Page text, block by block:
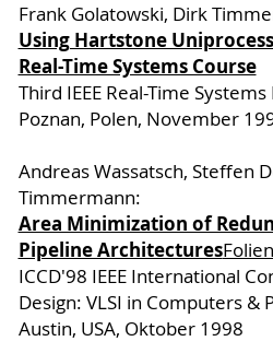
Frank Golatowski, Dirk
Using Hartstone
Real-Time Systems Course
Third IEEE Real-Time
Poznan, Polen, November
Andreas Wassatsch, Steffen
Timmermann:
Area Minimization of
Pipeline ArchitecturesFolien
ICCD'98 IEEE International
Design: VLSI in Computers &
Austin, USA, Oktober 1998